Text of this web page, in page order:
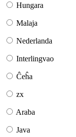
Hungara
Malaja
Nederlanda
Interlingvao
Ĉeĥa
zx
Araba
Java